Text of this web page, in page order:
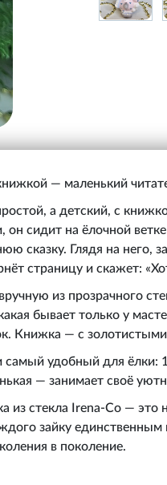
— маленький
а детский, с
он сидит на ёлочной
сказку. Глядя на него,
страницу и скажет:
из прозрачного
бывает только у
Книжка — с
самый удобный для
— занимает своё
из стекла Irena‑Co —
зайку
в поколение.